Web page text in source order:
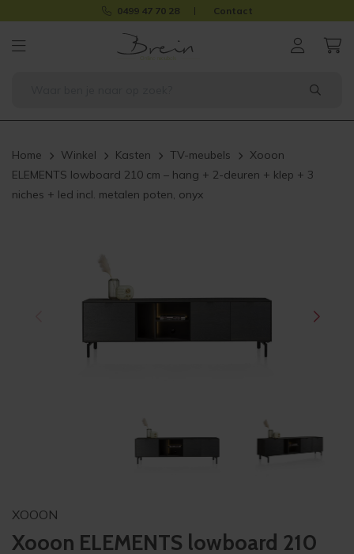
0499 47 70 28 Contact
Home Winkel Kasten TV-meubels
Xooon
ELEMENTS lowboard 210 cm – hang + 2-deuren + klep + 3
niches + led incl. metalen poten, onyx
XOOON
Xooon ELEMENTS lowboard 210